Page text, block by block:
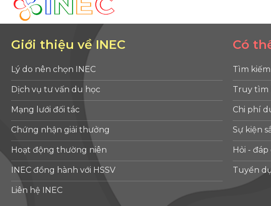
Giới thiệu về INEC
Lý do nên chọn INEC
Dịch vụ tư vấn du học
Mạng lưới đối tác
Chứng nhận giải thưởng
Hoạt động thường niên
INEC đồng hành với HSSV
Liên hệ INEC
Có
Tìm
Truy tìm
Chi phí
Sự kiện
Hỏi -
Tuyển